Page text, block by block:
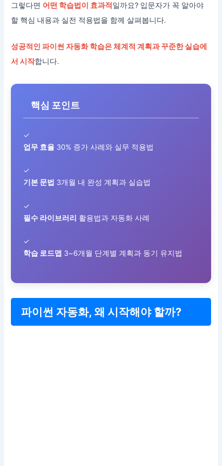
그렇다면 어떤 학습법이 효과적일까요? 입문자가 꼭 알아야
할 핵심 내용과 실전 적용법을 함께 살펴봅니다.
성공적인 파이썬 자동화 학습은 체계적 계획과 꾸준한 실습에
서 시작합니다.
핵심 포인트
✓
업무 효율 30% 증가 사례와 실무 적용법
✓
기본 문법 3개월 내 완성 계획과 실습법
✓
필수 라이브러리 활용법과 자동화 사례
✓
학습 로드맵 3~6개월 단계별 계획과 동기 유지법
파이썬 자동화, 왜 시작해야 할까?